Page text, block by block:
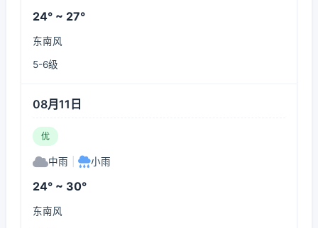
24° ~ 27°
东南风
5-6级
08月11日
优
中雨 小雨
24° ~ 30°
东南风